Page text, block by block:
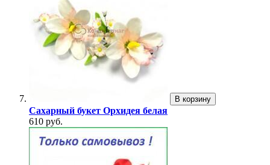
В корзину
Сахарный букет Орхидея белая
610 руб.